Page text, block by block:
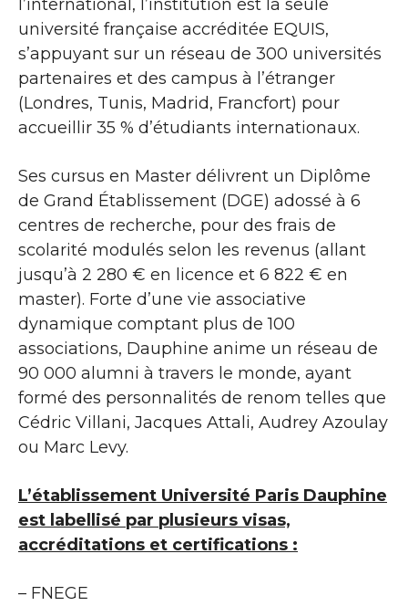
l’international, l’institution est la seule
université française accréditée EQUIS,
s’appuyant sur un réseau de 300 universités
partenaires et des campus à l’étranger
(Londres, Tunis, Madrid, Francfort) pour
accueillir 35 % d’étudiants internationaux.
Ses cursus en Master délivrent un Diplôme
de Grand Établissement (DGE) adossé à 6
centres de recherche, pour des frais de
scolarité modulés selon les revenus (allant
jusqu’à 2 280 € en licence et 6 822 € en
master). Forte d’une vie associative
dynamique comptant plus de 100
associations, Dauphine anime un réseau de
90 000 alumni à travers le monde, ayant
formé des personnalités de renom telles que
Cédric Villani, Jacques Attali, Audrey Azoulay
ou Marc Levy.
L’établissement Université Paris Dauphine
est labellisé par plusieurs visas,
accréditations et certifications :
– FNEGE